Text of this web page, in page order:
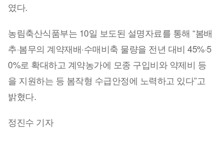
였다.
농림축산식품부는 10일 보도된 설명자료를 통해 “봄배
추·봄무의 계약재배·수매비축 물량을 전년 대비 45%·5
0%로 확대하고 계약농가에 모종 구입비와 약제비 등
을 지원하는 등 봄작형 수급안정에 노력하고 있다”고
밝혔다.
정진수 기자